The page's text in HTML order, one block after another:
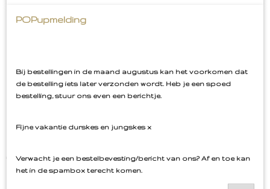
€ 5,99
POPupmelding
Bij bestellingen in de maand augustus kan het voorkomen dat
de bestelling iets later verzonden wordt. Heb je een spoed
bestelling, stuur ons even een berichtje.
Fijne vakantie durskes en jungskes x
Verwacht je een bestelbevesting/bericht van ons? Af en toe kan
het in de spambox terecht komen.